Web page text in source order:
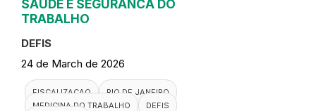
SAUDE E SEGURANCA DO
TRABALHO
DEFIS
24 de March de 2026
FISCALIZACAO
RIO DE JANEIRO
MEDICINA DO TRABALHO
DEFIS